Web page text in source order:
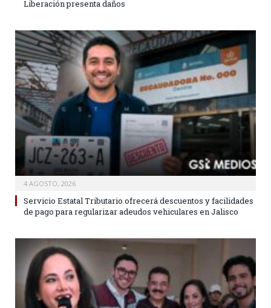
Liberación presenta daños
4 AGOSTO, 2026
Servicio Estatal Tributario ofrecerá descuentos y facilidades
de pago para regularizar adeudos vehiculares en Jalisco